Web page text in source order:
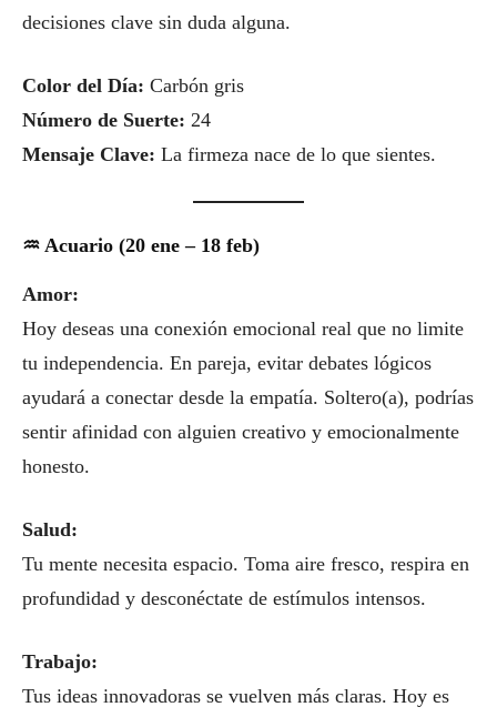
decisiones clave sin duda alguna.
Color del Día: Carbón gris
Número de Suerte: 24
Mensaje Clave: La firmeza nace de lo que sientes.
♒ Acuario (20 ene – 18 feb)
Amor:
Hoy deseas una conexión emocional real que no limite
tu independencia. En pareja, evitar debates lógicos
ayudará a conectar desde la empatía. Soltero(a), podrías
sentir afinidad con alguien creativo y emocionalmente
honesto.
Salud:
Tu mente necesita espacio. Toma aire fresco, respira en
profundidad y desconéctate de estímulos intensos.
Trabajo:
Tus ideas innovadoras se vuelven más claras. Hoy es